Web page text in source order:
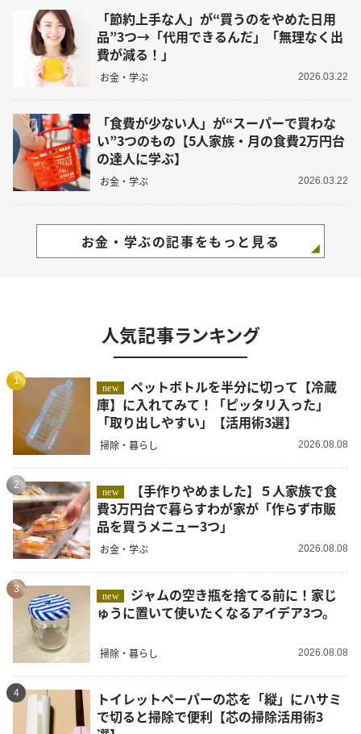
「節約上手な人」が“買うのをやめた日用
品”3つ→「代用できるんだ」「無理なく出
費が減る！」
お金・学ぶ 2026.03.22
「食費が少ない人」が“スーパーで買わな
い”3つのもの【5人家族・月の食費2万円台
の達人に学ぶ】
お金・学ぶ 2026.03.22
お金・学ぶの記事をもっと見る
人気記事ランキング
1
new
ペットボトルを半分に切って【冷蔵
庫】に入れてみて！「ピッタリ入った」
「取り出しやすい」【活用術3選】
掃除・暮らし 2026.08.08
2
new
費3万円台で暮らすわが家が「作らず市販
品を買うメニュー3つ」
お金・学ぶ 2026.08.08
3
new
ゅうに置いて使いたくなるアイデア3つ。
掃除・暮らし 2026.08.08
4
トイレットペーパーの芯を「縦」にハサミ
で切ると掃除で便利【芯の掃除活用術3